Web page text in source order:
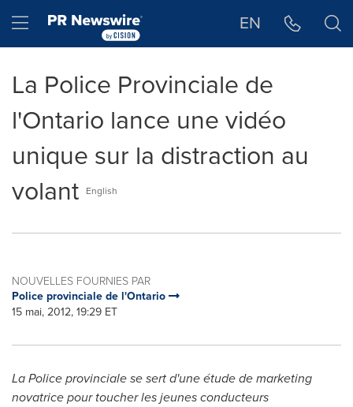
Hamburger menu EN
La Police Provinciale de
l'Ontario lance une vidéo
unique sur la distraction au
volant English
NOUVELLES FOURNIES PAR
Police provinciale de l'Ontario
15 mai, 2012, 19:29 ET
La Police provinciale se sert d'une étude de marketing
novatrice pour toucher les jeunes conducteurs